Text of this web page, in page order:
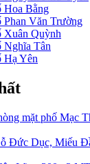
Hoa Bằng
Phan Văn Trường
Xuân Quỳnh
Nghĩa Tân
Hạ Yên
mặt phố Mạc
Đức Dục, Miếu